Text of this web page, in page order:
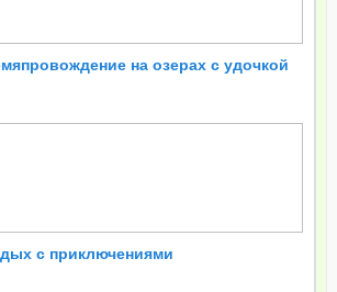
на озерах с удочкой
с приключениями